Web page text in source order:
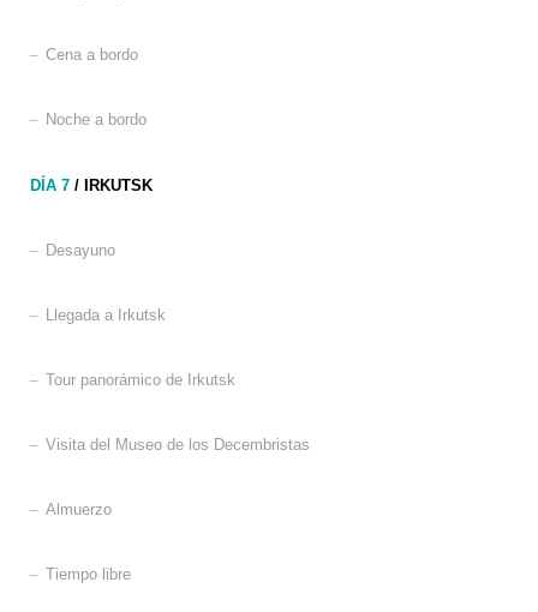
– Cena a bordo
– Noche a bordo
DÍA 7 / IRKUTSK
– Desayuno
– Llegada a Irkutsk
– Tour panorámico de Irkutsk
– Visita del Museo de los Decembristas
– Almuerzo
– Tiempo libre